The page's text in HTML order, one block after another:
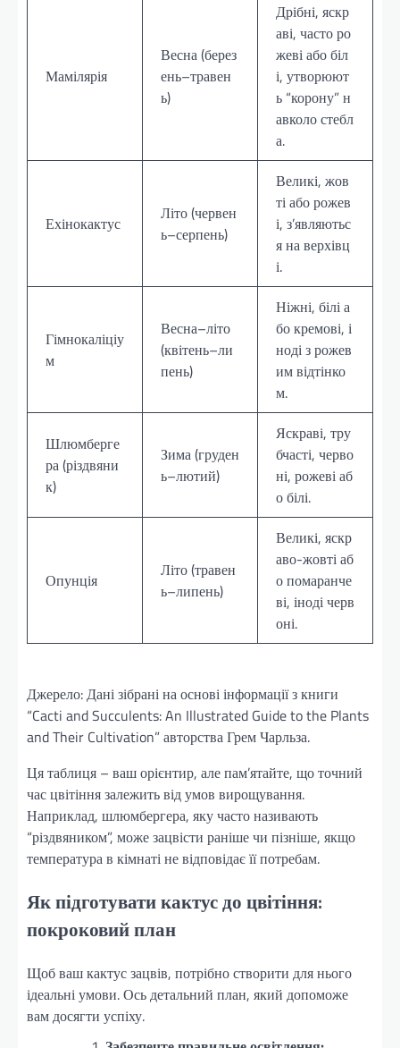
Мамілярія
Весна (берез
ень–травен
ь)
Дрібні, яскр
аві, часто ро
жеві або біл
і, утворюют
ь “корону” н
авколо стебл
а.
Ехінокактус
Літо (червен
ь–серпень)
Великі, жов
ті або рожев
і, з’являютьс
я на верхівц
і.
Гімнокаліціу
м
Весна–літо
(квітень–ли
пень)
Ніжні, білі а
бо кремові, і
ноді з рожев
им відтінко
м.
Шлюмберге
ра (різдвяни
к)
Зима (груден
ь–лютий)
Яскраві, тру
бчасті, черво
ні, рожеві аб
о білі.
Опунція
Літо (травен
ь–липень)
Великі, яскр
аво-жовті аб
о помаранче
ві, іноді черв
оні.
Джерело: Дані зібрані на основі інформації з книги
“Cacti and Succulents: An Illustrated Guide to the Plants
and Their Cultivation” авторства Грем Чарльза.
Ця таблиця – ваш орієнтир, але пам’ятайте, що точний
час цвітіння залежить від умов вирощування.
Наприклад, шлюмбергера, яку часто називають
“різдвяником”, може зацвісти раніше чи пізніше, якщо
температура в кімнаті не відповідає її потребам.
Як підготувати кактус до цвітіння:
покроковий план
Щоб ваш кактус зацвів, потрібно створити для нього
ідеальні умови. Ось детальний план, який допоможе
вам досягти успіху.